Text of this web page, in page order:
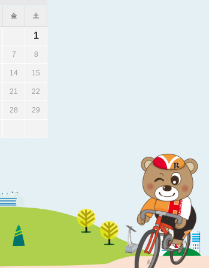
金 土
1
7 8
14 15
21 22
28 29